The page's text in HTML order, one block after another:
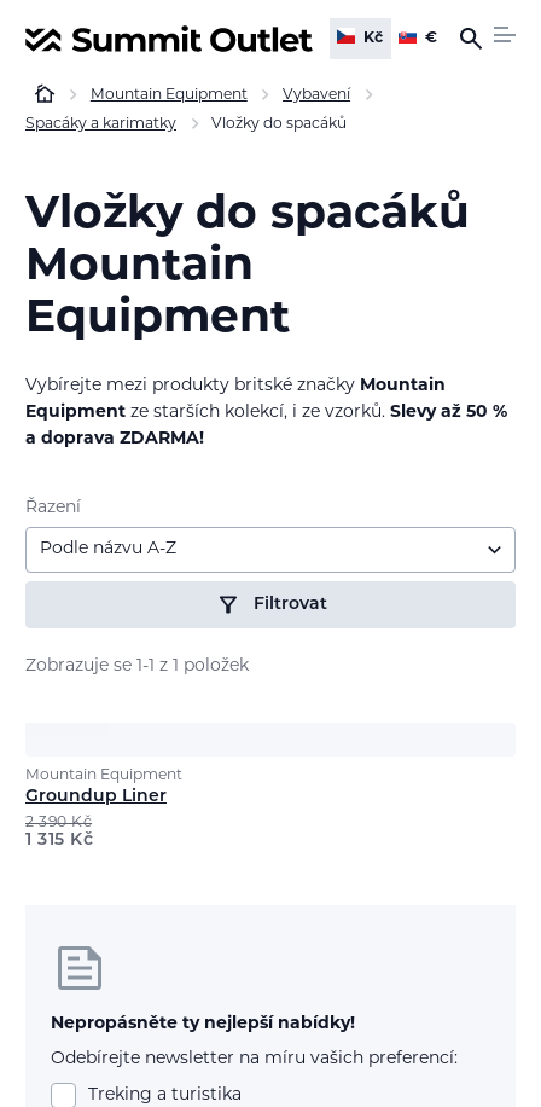
Kč €
Mountain Equipment
Vybavení
Spacáky a karimatky
Vložky do spacáků
Vložky do spacáků
Mountain
Equipment
Vybírejte mezi produkty britské značky Mountain
Equipment ze starších kolekcí, i ze vzorků. Slevy až 50 %
a doprava ZDARMA!
Řazení
Podle názvu A-Z
Filtrovat
Zobrazuje se 1-1 z 1 položek
Mountain Equipment
Groundup Liner
2 390Kč
1 315 Kč
Nepropásněte ty nejlepší nabídky!
Odebírejte newsletter na míru vašich preferencí:
Treking a turistika